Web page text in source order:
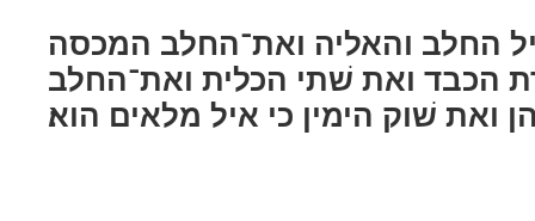
החלב והאליה ואת־החלב המכסה
הכבד ואת שׁתי הכלית ואת־החלב
ואת שׁוק הימין כי איל מלאים הוא׃